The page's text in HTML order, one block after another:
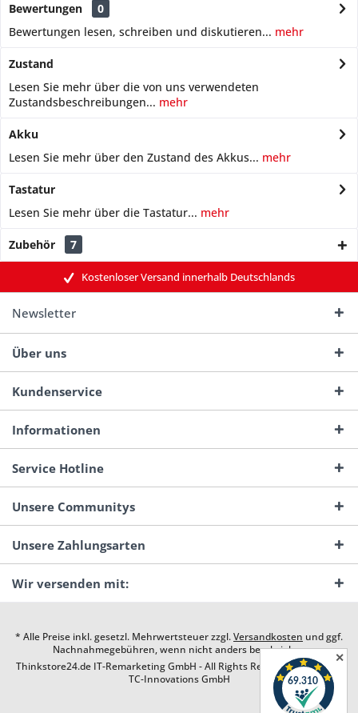
Bewertungen
0
Bewertungen lesen, schreiben und diskutieren... mehr
Zustand
Lesen Sie mehr über die von uns verwendeten
Zustandsbeschreibungen... mehr
Akku
Lesen Sie mehr über den Zustand des Akkus... mehr
Tastatur
Lesen Sie mehr über die Tastatur... mehr
Zubehör 7
Kostenloser Versand innerhalb Deutschlands
Newsletter
Über uns
Kundenservice
Informationen
Service Hotline
Unsere Communitys
Unsere Zahlungsarten
Wir versenden mit:
* Alle Preise inkl. gesetzl. Mehrwertsteuer zzgl.Versandkosten und ggf.
Nachnahmegebühren, wenn nicht anders beschrieben
Thinkstore24.de IT-Remarketing GmbH - All Rights Reserved. Design by
TC-Innovations GmbH
✕